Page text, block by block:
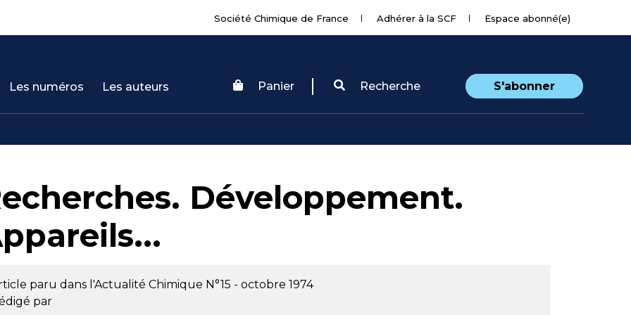
Société Chimique de France Adhérer à la SCF Espace abonné(e)
Les numéros Les auteurs Panier Recherche S'abonner
Développement.
paru dans l'Actualité Chimique N°15 - octobre 1974
par